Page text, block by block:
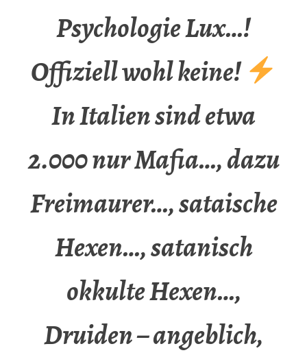
Psychologie Lux…!
Offiziell wohl keine!
In Italien sind etwa
2.000 nur Mafia…, dazu
Freimaurer…, sataische
Hexen…, satanisch
okkulte Hexen…,
Druiden – angeblich,